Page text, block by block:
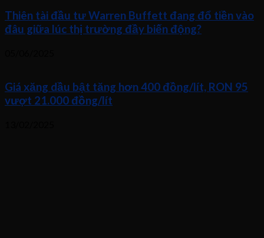
Thiên tài đầu tư Warren Buffett đang đổ tiền vào
đâu giữa lúc thị trường đầy biến động?
Giá xăng dầu bật tăng hơn 400 đồng/lít, RON 95
vượt 21.000 đồng/lít